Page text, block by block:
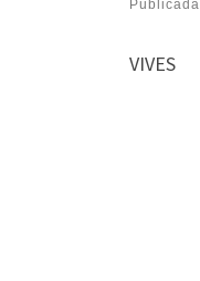
Publicada
VIVES